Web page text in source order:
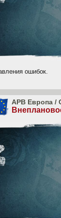
ошибок.
APB Европа /